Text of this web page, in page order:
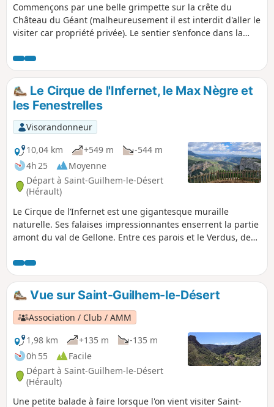
Commençons par une belle grimpette sur la crête du
Château du Géant (malheureusement il est interdit d'aller le
visiter car propriété privée). Le sentier s’enfonce dans la
par les moines, vers une chapelle blottie sous les
ombrages. Le sentier passe ensuite par le Cap de Ginestet
et le Cap de Pousterle pour revenir à ce magnifique village
qu'est Saint-Guilhem-le-Désert.
Le Cirque de l'Infernet, le Max Nègre et
les Fenestrelles
Visorandonneur
10,04 km
+549 m
-544 m
4h 25
Moyenne
Départ à Saint-Guilhem-le-Désert
(Hérault)
Le Cirque de l’Infernet est une gigantesque muraille
naturelle. Ses falaises impressionnantes enserrent la partie
amont du val de Gellone. Entre ces parois et le Verdus, des
impressionnantes. Pour vous rendre au point de vue ’Max
Nègre’, vous devrez suivre une voie utilisée par les pèlerins
de Saint- Jacques de Compostelle. Elle passe par un
ouvrage splendide : "les Fenestrelles". Suite à un incendie
survenu le 5 avril 2023 sur les hauteurs de Saint-Guilhem-
le-Désert et Saint-Jean-de-Fos, l’itinéraire reste praticable
mais le PR® des Fenestrettes est impacté, ainsi que la voie
d'Arles (GR®653). Merci de vous informer auprès de l’Office
de Tourisme Saint-Guilhem – Vallée de l’Hérault sur la
praticabilité de l’itinéraire. Cette randonnée est susceptible
incendies. Pensez à consulte
Vue sur Saint-Guilhem-le-Désert
Association / Club / AMM
1,98 km
+135 m
-135 m
0h 55
Facile
Départ à Saint-Guilhem-le-Désert
(Hérault)
Une petite balade à faire lorsque l'on vient visiter Saint-